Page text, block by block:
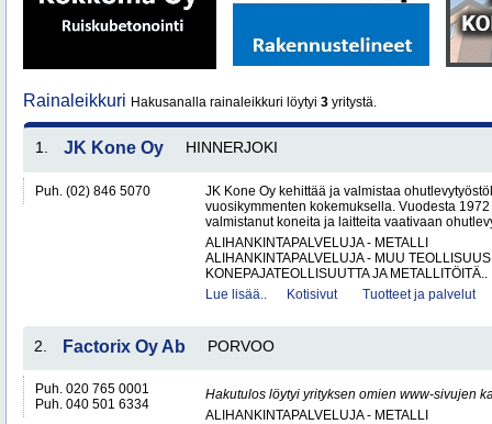
Rainaleikkuri Hakusanalla rainaleikkuri löytyi 3 yritystä.
1. JK Kone Oy HINNERJOKI
Puh. (02) 846 5070
JK Kone Oy kehittää ja valmistaa
vuosikymmenten kokemuksella. Vuodesta
valmistanut koneita ja laitteita vaativaan
ALIHANKINTAPALVELUJA - METALLI
ALIHANKINTAPALVELUJA - MUU TEOLLISUUS
KONEPAJATEOLLISUUTTA JA METALLITÖITÄ..
Lue lisää..
Kotisivut Tuotteet ja palvelut
2. Factorix Oy Ab PORVOO
Puh. 020 765 0001
Puh. 040 501 6334
Hakutulos löytyi yrityksen omien www-sivujen
ALIHANKINTAPALVELUJA - METALLI